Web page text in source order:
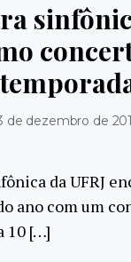
de dezembro de
da UFRJ
ano com um
10 […]